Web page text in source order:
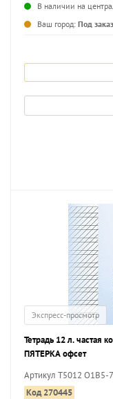
В наличии на
Ваш город: Под заказ
Экспресс-просмотр
Тетрадь 12 л.
ПЯТЕРКА офсет
Артикул Т5012 О1В5-7
Код 270445